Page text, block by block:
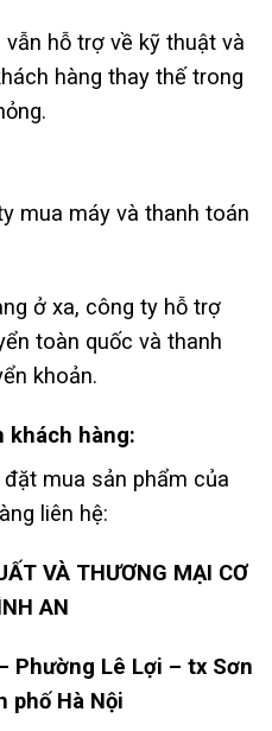
hỗ trợ về kỹ thuật và
hàng thay thế trong
mua máy và thanh toán
ở xa, công ty hỗ trợ
toàn quốc và thanh
khoản.
khách hàng:
mua sản phẩm của
liên hệ:
VÀ THƯƠNG MẠI CƠ
AN
Phường Lê Lợi – tx Sơn
phố Hà Nội